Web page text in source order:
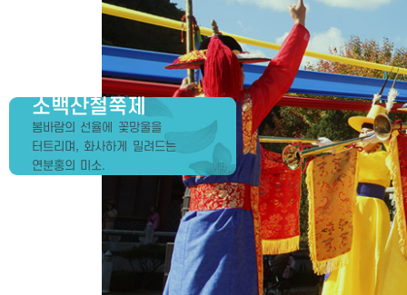
소백산철쭉제
봄바람의 선율에 꽃망울을
터트리며, 화사하게 밀려드는
연분홍의 미소.